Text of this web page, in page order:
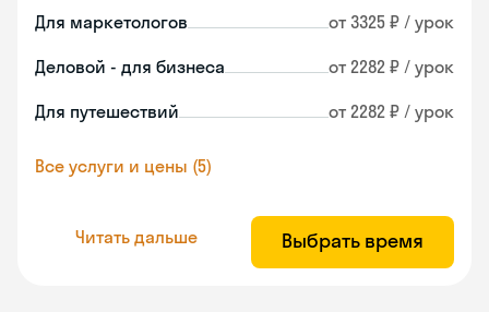
Для маркетологов от 3325 ₽ / урок
Деловой - для бизнеса от 2282 ₽ / урок
Для путешествий от 2282 ₽ / урок
Все услуги и цены (5)
Читать дальше Выбрать время